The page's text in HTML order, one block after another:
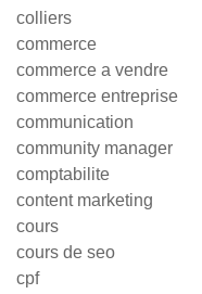
colliers
commerce
commerce a vendre
commerce entreprise
communication
community manager
comptabilite
content marketing
cours
cours de seo
cpf